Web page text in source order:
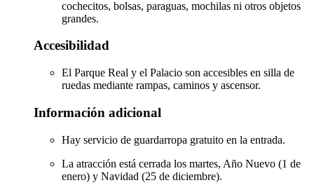
cochecitos, bolsas, paraguas, mochilas ni otros objetos
grandes.
Accesibilidad
El Parque Real y el Palacio son accesibles en silla de
ruedas mediante rampas, caminos y ascensor.
Información adicional
Hay servicio de guardarropa gratuito en la entrada.
La atracción está cerrada los martes, Año Nuevo (1 de
enero) y Navidad (25 de diciembre).